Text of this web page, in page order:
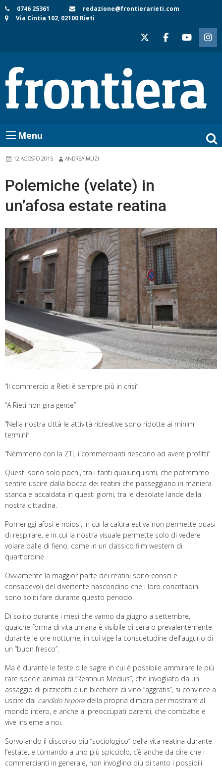
Skip
to
0746 25361
redazione@frontierarieti.com
Via Cintia 102, 02100 Rieti
Menu
12 AGOSTO 2015 ANDREA MUZI
Polemiche (velate) in
un’afosa estate reatina
“Il commercio a Rieti è sempre più in crisi”.
“A Rieti non gira gente”
“Nella nostra città le attività ricreative sono ridotte ai minimi
termini”.
“Nemmeno con la ZTL i commercianti riescono ad avere profitti”.
Questi sono solo pochi, tra i tanti qualunquismi, che potremmo
sentire uscire dalla bocca dei reatini che passeggiano in maniera
stanca e accaldata in questi giorni, tra le desolate lande della
nostra cittadina.
Pomeriggi afosi e noiosi, in cui la calura estiva non permette quasi
di respirare, e in cui la nostra visuale permette solo di vedere
volare balle di fieno, come in un classico film western di
quart’ordine.
Ovviamente la maggior parte dei reatini sono consci e
consapevoli del divertente nascondino che i loro concittadini
sono soliti fare durante questo periodo.
Di solito durante i mesi che vanno da giugno a settembre,
qualche forma di vita umana è visibile di sera o prevalentemente
durante le ore notturne, in cui vige la consuetudine dell’augurio di
un “buon fresco”.
Ma è durante le feste o le sagre in cui è possibile ammirare le più
rare specie animali di “Reatinus Medius”, che invogliato da un
assaggio di pizzicotti o un bicchiere di vino “aggratis”, si convince a
uscire dal candido tepore della propria dimora per mostrare al
mondo intero, e anche ai preoccupati parenti, che combatte e
vive insieme a noi.
Sorvolando il discorso più “sociologico” della vita reatina durante
l’estate, e tornando a uno più spicciolo, c’è anche da dire che i
commercianti in generale, non invoglino più di tanto i possibili